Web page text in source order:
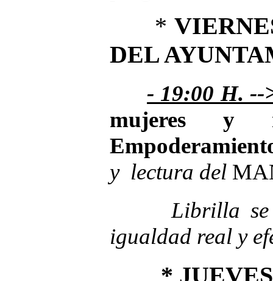
*
DEL
- 19:00 H.
mujeres y
y lectura del
Librilla
igualdad real y
*